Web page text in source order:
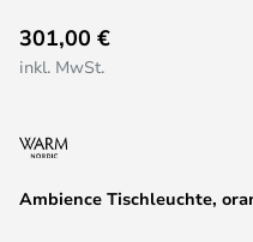
Anfang
der
springen
Ambience Tischleuchte,
301,00 €
inkl. MwSt.